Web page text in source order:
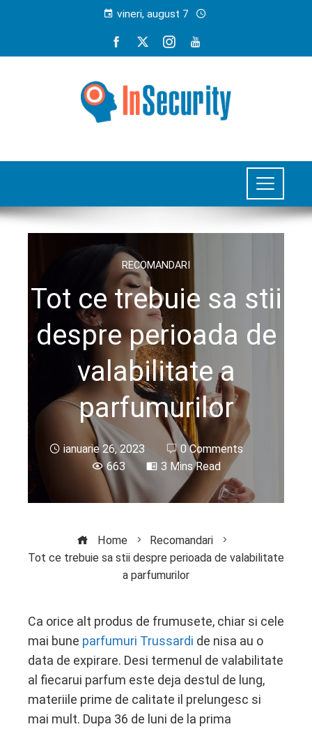
vineri, august 7
RECOMANDARI
Tot ce trebuie sa stii
despre perioada de
valabilitate a
parfumurilor
ianuarie 26, 2023
0 Comments
663
3 Mins Read
Home
Recomandari
Tot ce trebuie sa stii despre perioada de valabilitate
a parfumurilor
Ca orice alt produs de frumusete, chiar si cele
mai bune parfumuri Trussardi de nisa au o
data de expirare. Desi termenul de valabilitate
al fiecarui parfum este deja destul de lung,
materiile prime de calitate il prelungesc si
mai mult. Dupa 36 de luni de la prima